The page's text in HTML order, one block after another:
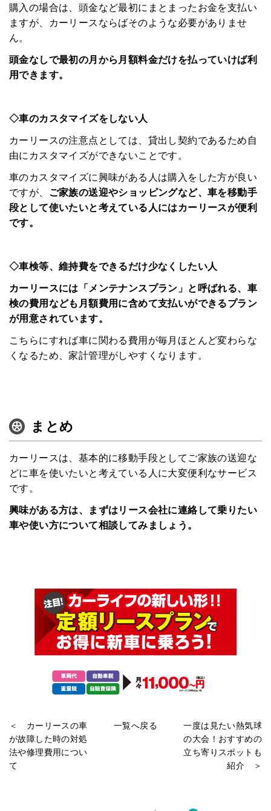
購入の場合は、頭金など最初にまとまったお金を支払い
ますが、カーリースならばそのような必要がありませ
ん。
頭金なしで最初の月から月額料金だけを払っていけば利
用できます。
◇車のカスタマイズをしない人
カーリースの注意点としては、貸出し契約であるため自
由にカスタマイズができないことです。
車のカスタマイズに興味がある人は購入をした方が良い
ですが、 ご家族の送迎やショッピングなど、車を移動手
段として使いたいと考えている人にはカーリースが便利
です。
◇車検等、維持費をできるだけ少なくしたい人
カーリースには「メンテナンスプラン」と呼ばれる、車
検の費用なども月額費用に含めて支払いができるプラン
が用意されています。
こちらにすれば車に関わる費用が毎月ほとんど変わらな
くなるため、家計管理がしやすくなります。
まとめ
カーリースは、基本的に移動手段としてご家族の送迎な
どに車を使いたいと考えている人に大変便利なサービス
です。
興味がある方は、まずはリース会社に連絡して乗りたい
車や使い方について相談してみましょう。
＜ カーリースの車
が故障した時の対処
法や修理費用につい
て
一覧へ戻る
一度は見たい熱気球
の大会！おすすめの
立ち寄りスポットも
紹介 ＞